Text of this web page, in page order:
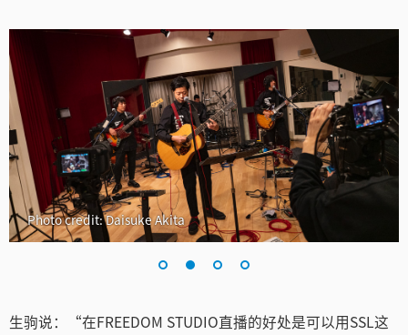
United Kingdom
United States
Photo credit: Daisuke Akita
生驹说：“在FREEDOM STUDIO直播的好处是可以用SSL这